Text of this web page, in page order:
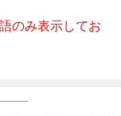
のみ表示してお